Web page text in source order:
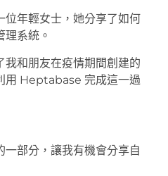
位年輕女士，她分享了如何
系統。
和朋友在疫情期間創建的
用 Heptabase 完成這一過
部分，讓我有機會分享自